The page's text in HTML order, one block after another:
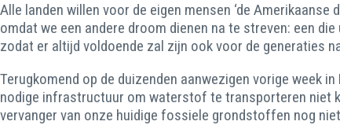
Alle landen willen voor de eigen mensen ‘de
omdat we een andere droom dienen na te streven: een
zodat er altijd voldoende zal zijn ook voor de generaties
Terugkomend op de duizenden aanwezigen vorige week
nodige infrastructuur om waterstof te transporteren niet
vervanger van onze huidige fossiele grondstoffen nog